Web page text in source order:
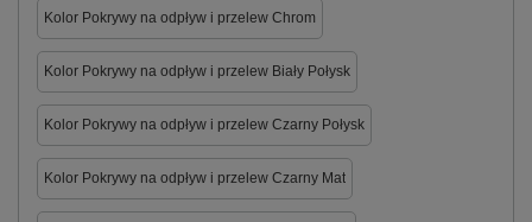
Kolor Pokrywy na odpływ i przelew Chrom
Kolor Pokrywy na odpływ i przelew Biały Połysk
Kolor Pokrywy na odpływ i przelew Czarny Połysk
Kolor Pokrywy na odpływ i przelew Czarny Mat